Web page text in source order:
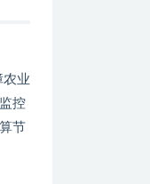
农业
控
节